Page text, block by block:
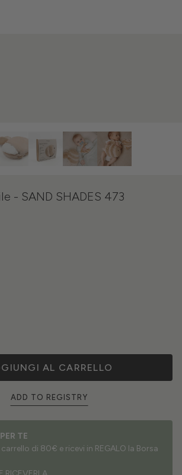
- SAND SHADES 473
AL CARRELLO
ADD TO REGISTRY
TE
di 80€ e ricevi in REGALO la Borsa